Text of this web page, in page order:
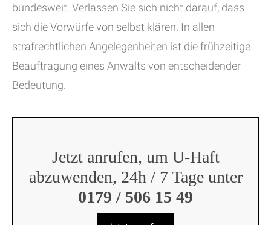
bundesweit. Verlassen Sie sich nicht darauf, dass
sich die Vorwürfe von selbst klären. In allen
strafrechtlichen Angelegenheiten ist die frühzeitige
Beauftragung eines Anwalts von entscheidender
Bedeutung.
Jetzt anrufen, um U-Haft
abzuwenden, 24h / 7 Tage unter
0179 / 506 15 49